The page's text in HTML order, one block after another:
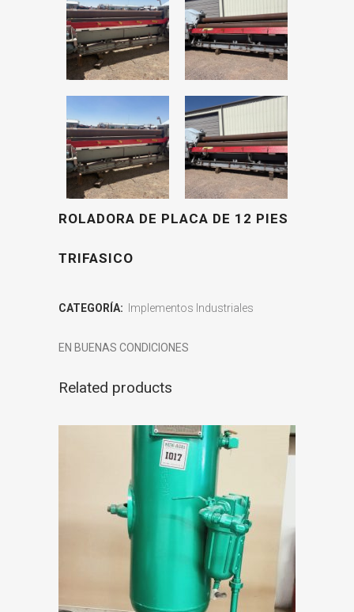
ROLADORA DE PLACA DE 12 PIES
TRIFASICO
CATEGORÍA: Implementos Industriales
EN BUENAS CONDICIONES
Related products